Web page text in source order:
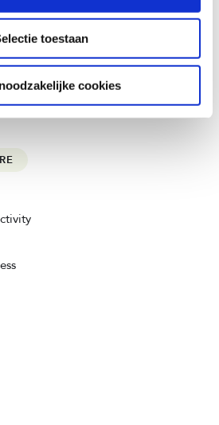
toestaan
cookies